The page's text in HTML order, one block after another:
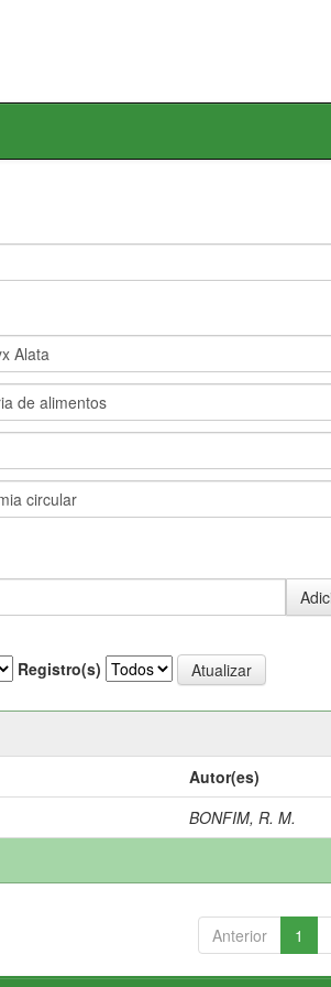
Registro(s)
Autor(es)
BONFIM, R. M.
Anterior 1